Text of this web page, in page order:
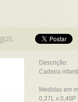
Descrição:
Cadeira
Medidas em
0,37L x 0,40P